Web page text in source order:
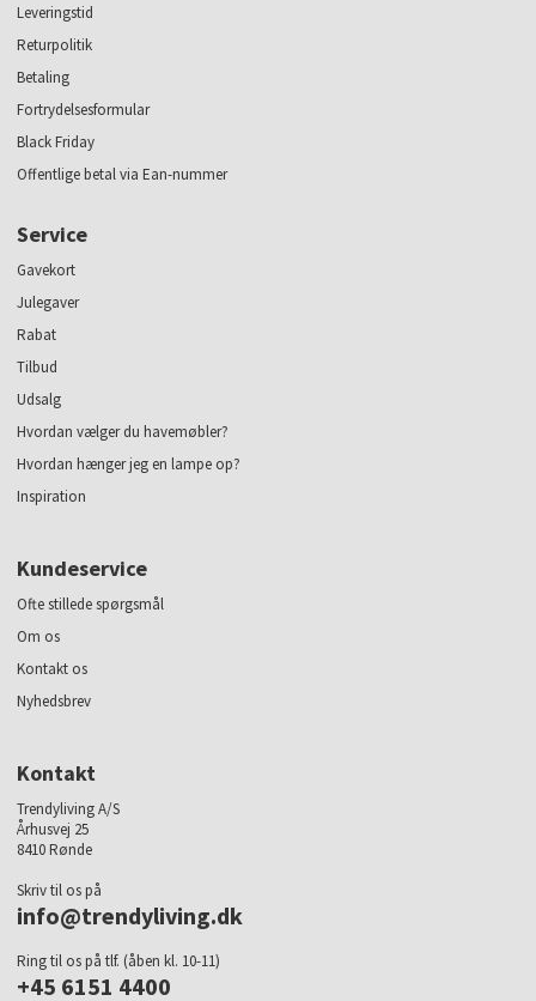
Leveringstid
Returpolitik
Betaling
Fortrydelsesformular
Black Friday
Offentlige betal via Ean-nummer
Service
Gavekort
Julegaver
Rabat
Tilbud
Udsalg
Hvordan vælger du havemøbler?
Hvordan hænger jeg en lampe op?
Inspiration
Kundeservice
Ofte stillede spørgsmål
Om os
Kontakt os
Nyhedsbrev
Kontakt
Trendyliving A/S
Århusvej 25
8410 Rønde
Skriv til os på
info@trendyliving.dk
Ring til os på tlf. (åben kl. 10-11)
+45 6151 4400